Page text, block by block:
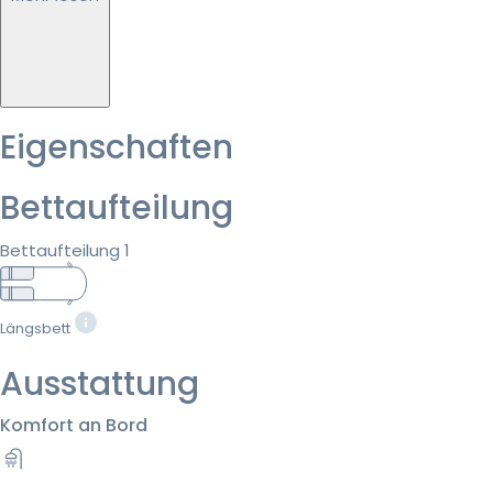
Eigenschaften
Bettaufteilung
Bettaufteilung 1
Längsbett
Ausstattung
Komfort an Bord